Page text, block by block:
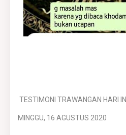
TESTIMONI TRAWANGAN HARI INI
MINGGU, 16 AGUSTUS 2020